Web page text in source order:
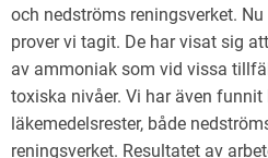
och nedströms reningsverket.
prover vi tagit. De har visat sig
av ammoniak som vid vissa
toxiska nivåer. Vi har även
läkemedelsrester, både
reningsverket. Resultatet av